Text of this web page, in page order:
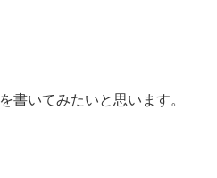
を書いてみたいと思います。